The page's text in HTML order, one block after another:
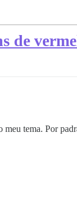
de
meu tema. Por